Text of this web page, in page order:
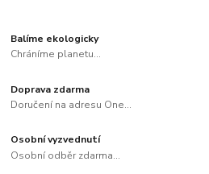
Balíme ekologicky
Chráníme planetu...
Doprava zdarma
Doručení na adresu One...
Osobní vyzvednutí
Osobní odběr zdarma...